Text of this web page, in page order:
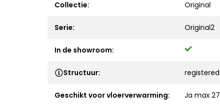
Collectie: Original
Serie: Original2
In de showroom:
Structuur:
Geschikt voor vloerverwarming: Ja max